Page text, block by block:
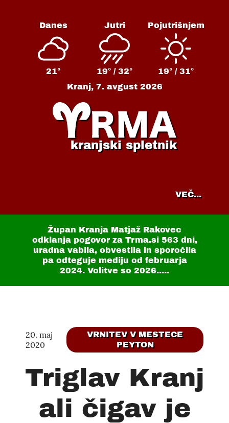
Danes
21°
Jutri
19° / 32°
Pojutrišnjem
19° / 31°
Kranj, 7. avgust 2026
kranjski spletnik
VEČ...
Župan Kranja Matjaž Rakovec
odklanja pogovor za Trma.si 563 dni,
uradna vabila, obvestila in sporočila
pa odteguje mediju od februarja
2024. Volitve so 2026.....
20. maj
2020
VRNITEV V MESTECE
PEYTON
Triglav Kranj
ali čigav je